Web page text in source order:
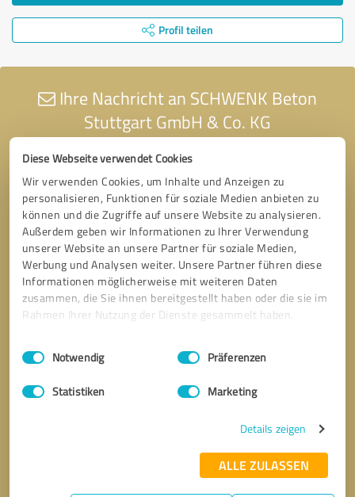
Diese Webseite verwendet Cookies
Wir verwenden Cookies, um Inhalte und Anzeigen zu
personalisieren, Funktionen für soziale Medien anbieten zu
können und die Zugriffe auf unsere Website zu analysieren.
Außerdem geben wir Informationen zu Ihrer Verwendung
unserer Website an unsere Partner für soziale Medien,
Werbung und Analysen weiter. Unsere Partner führen diese
Informationen möglicherweise mit weiteren Daten
zusammen, die Sie ihnen bereitgestellt haben oder die sie im
Rahmen Ihrer Nutzung der Dienste gesammelt haben.
Impressum Datenschutzbestimmungen
Einwilligungsauswahl
Notwendig Präferenzen
Statistiken Marketing
Details zeigen
ALLE ZULASSEN
Profil teilen
Ihre Nachricht an SCHWENK Beton
Stuttgart GmbH & Co. KG
* Erforderliche Angaben